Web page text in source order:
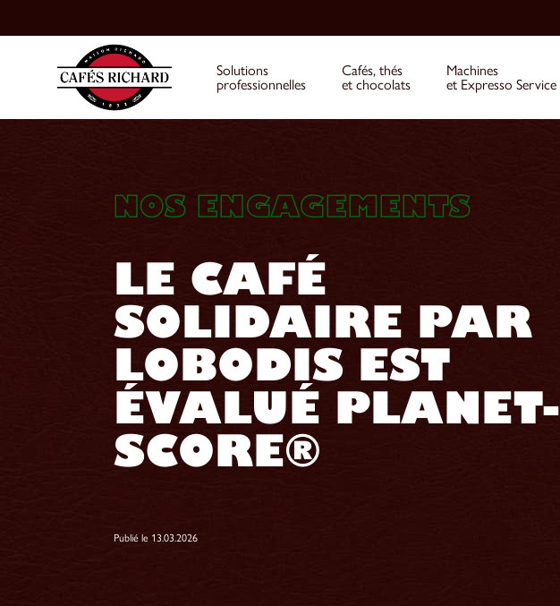
Solutions
professionnelles
Cafés, thés
et chocolats
Machines
et Expresso Service
NOS ENGAGEMENTS
LE CAFÉ
SOLIDAIRE PAR
LOBODIS EST
ÉVALUÉ PLANET-
SCORE®
Publié le 13.03.2026